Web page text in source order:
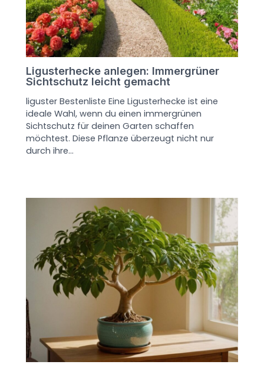
Ligusterhecke anlegen: Immergrüner
Sichtschutz leicht gemacht
liguster Bestenliste Eine Ligusterhecke ist eine
ideale Wahl, wenn du einen immergrünen
Sichtschutz für deinen Garten schaffen
möchtest. Diese Pflanze überzeugt nicht nur
durch ihre…